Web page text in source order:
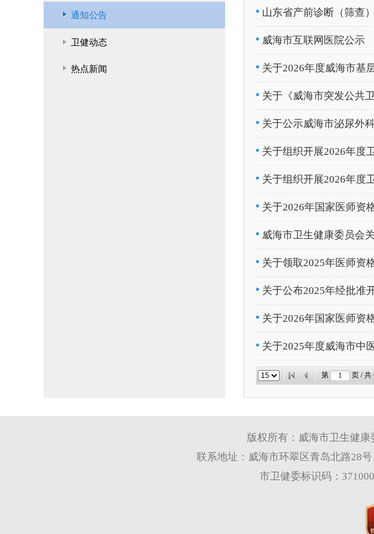
通知公告
卫健动态
热点新闻
山东省产前诊断（筛查
威海市互联网医院公示
关于2026年度威海市基
关于《威海市突发公共
关于公示威海市泌尿外
关于组织开展2026年度
关于组织开展2026年度
关于2026年国家医师资
威海市卫生健康委员会
关于领取2025年医师资
关于公布2025年经批准
关于2026年国家医师资
关于2025年度威海市中
第 页 / 共
版权所有：威海市卫生健康
联系地址：威海市环翠区青岛北路28
市卫健委标识码：